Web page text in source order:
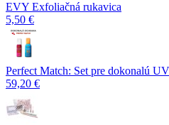
EVY Exfoliačná rukavica
5,50 €
Perfect Match: Set pre dokonalú
59,20 €